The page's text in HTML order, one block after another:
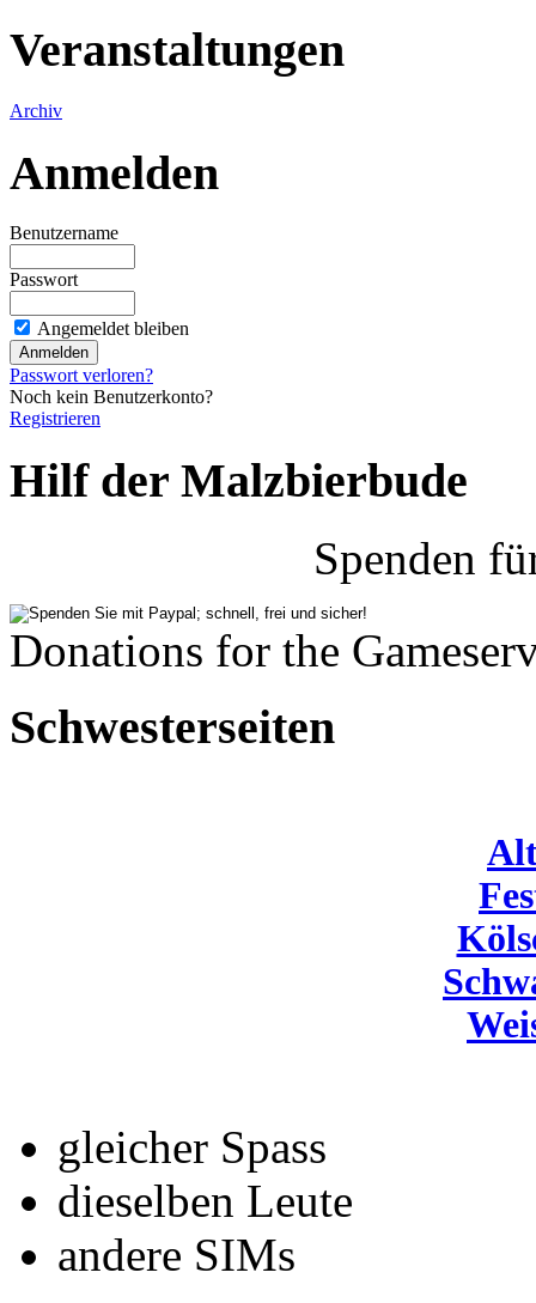
Veranstaltungen
Archiv
Anmelden
Benutzername
Passwort
Angemeldet bleiben
Passwort verloren?
Noch kein Benutzerkonto?
Registrieren
Hilf der Malzbierbude
Spenden
Donations for the
Schwesterseiten
gleicher Spass
dieselben Leute
andere SIMs